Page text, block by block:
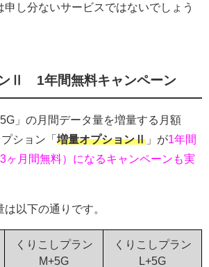
し分ないサービスではないでしょう
Ⅱ 1年間無料キャンペーン
」の月間データ量を増量する月額
ション 「 増量オプションⅡ 」が1年間
ヶ月間無料）になるキャンペーンも実
以下の通りです。
くりこしプラン
M+5G
くりこしプラン
L+5G